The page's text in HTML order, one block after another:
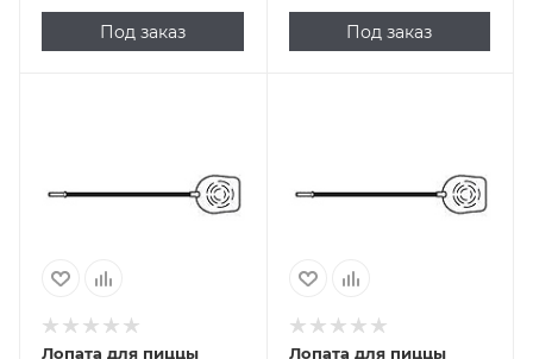
Под заказ Под заказ
Лопата для пиццы
Лопата для пиццы